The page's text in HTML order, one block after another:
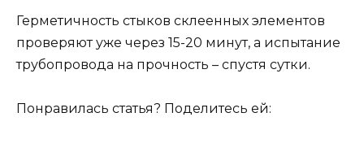
Герметичность стыков склеенных элементов
проверяют уже через 15-20 минут, а испытание
трубопровода на прочность – спустя сутки.
Понравилась статья? Поделитесь ей: